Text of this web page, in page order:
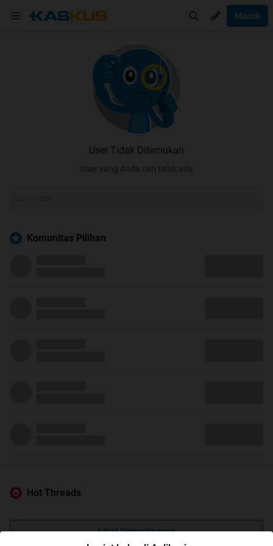
Masuk
User Tidak Ditemukan
User yang Anda cari tidak ada
Komunitas Pilihan
Hot Threads
Lihat Selengkapnya